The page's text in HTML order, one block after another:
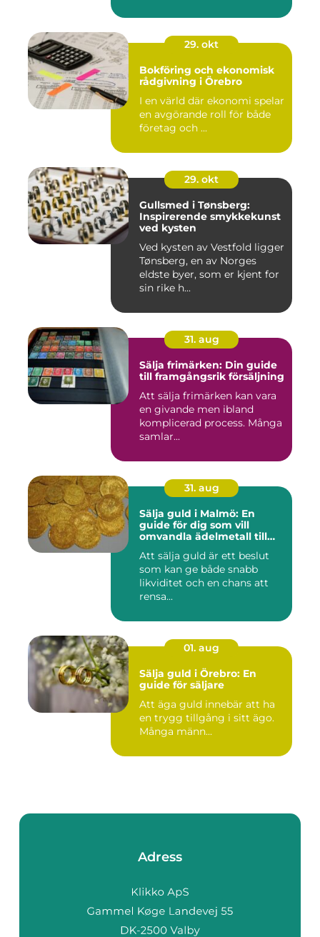
29. okt
Bokföring och ekonomisk
rådgivning i Örebro
I en värld där ekonomi spelar
en avgörande roll för både
företag och ...
29. okt
Gullsmed i Tønsberg:
Inspirerende smykkekunst
ved kysten
Ved kysten av Vestfold ligger
Tønsberg, en av Norges
eldste byer, som er kjent for
sin rike h...
31. aug
Sälja frimärken: Din guide
till framgångsrik försäljning
Att sälja frimärken kan vara
en givande men ibland
komplicerad process. Många
samlar...
31. aug
Sälja guld i Malmö: En
guide för dig som vill
omvandla ädelmetall till
Att sälja guld är ett beslut
som kan ge både snabb
likviditet och en chans att
rensa...
01. aug
Sälja guld i Örebro: En
guide för säljare
Att äga guld innebär att ha
en trygg tillgång i sitt ägo.
Många männ...
Adress